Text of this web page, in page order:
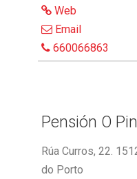
Web
Email
660066863
Pensión O
Rúa Curros, 22.
do Porto